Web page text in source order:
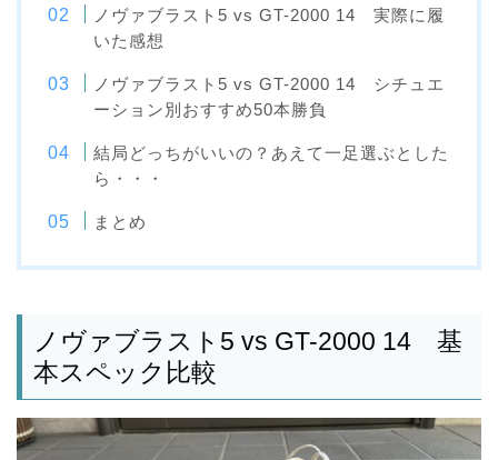
ノヴァブラスト5 vs GT-2000 14 実際に履
いた感想
ノヴァブラスト5 vs GT-2000 14 シチュエ
ーション別おすすめ50本勝負
結局どっちがいいの？あえて一足選ぶとした
ら・・・
まとめ
ノヴァブラスト5 vs GT-2000 14 基
本スペック比較